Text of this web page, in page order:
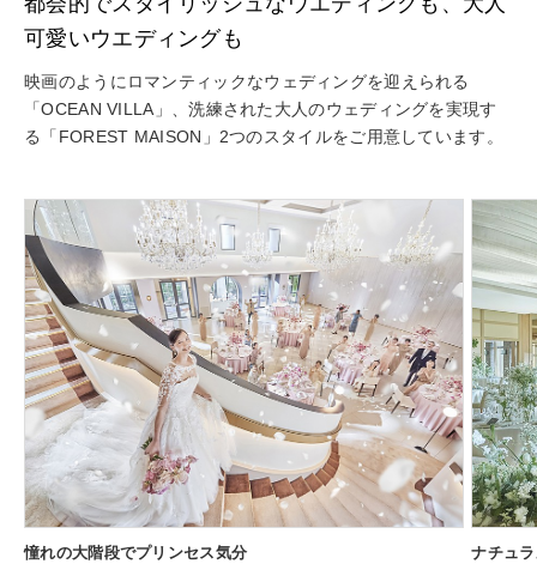
可愛いウエディングも
映画のようにロマンティックなウェディングを迎えられる
「OCEAN VILLA」、洗練された大人のウェディングを実現す
る「FOREST MAISON」2つのスタイルをご用意しています。
憧れの大階段でプリンセス気分
ナチュ